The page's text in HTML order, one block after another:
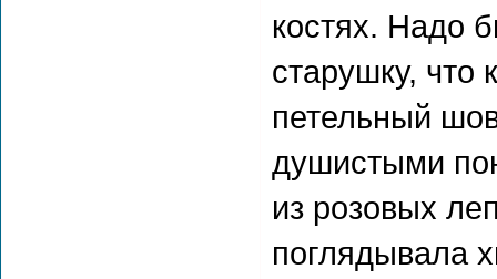
костях. Надо
старушку, что
петельный
душистыми
из розовых
поглядывала